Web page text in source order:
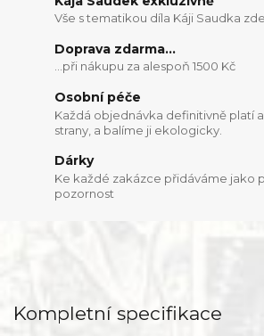
Vše s tematikou díla Káji Saudka
Doprava zdarma...
...při nákupu za alespoň 1500 Kč
Osobní péče
Každá objednávka definitivně platí
strany, a balíme ji ekologicky.
Dárky
Ke každé zakázce přidáváme jako
pozornost
Kompletní specifikace